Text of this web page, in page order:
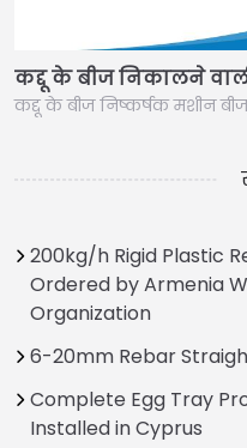
कद्दू के बीज निकालने
कद्दू के बीज निष्कर्षक मशीन
200kg/h Rigid Plastic
Ordered by Armenia
Organization
6-20mm Rebar
Complete Egg Tray
Installed in Cyprus